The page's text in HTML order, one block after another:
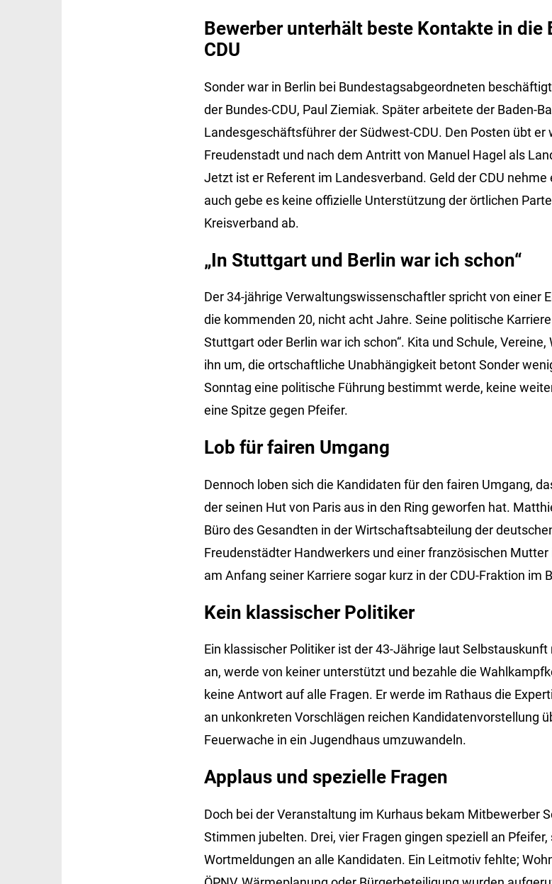
Bewerber unterhält beste Kontakte in die
CDU
Sonder war in Berlin bei Bundestagsabgeordneten
der Bundes-CDU, Paul Ziemiak. Später arbeitete der Baden-
Landesgeschäftsführer der Südwest-CDU. Den Posten übt er
Freudenstadt und nach dem Antritt von Manuel Hagel als
Jetzt ist er Referent im Landesverband. Geld der CDU
auch gebe es keine offizielle Unterstützung der örtlichen
Kreisverband ab.
„In Stuttgart und Berlin war ich schon“
Der 34-jährige Verwaltungswissenschaftler spricht von einer
die kommenden 20, nicht acht Jahre. Seine politische
Stuttgart oder Berlin war ich schon“. Kita und Schule,
ihn um, die ortschaftliche Unabhängigkeit betont Sonder
Sonntag eine politische Führung bestimmt werde, keine
eine Spitze gegen Pfeifer.
Lob für fairen Umgang
Dennoch loben sich die Kandidaten für den fairen Umgang,
der seinen Hut von Paris aus in den Ring geworfen hat.
Büro des Gesandten in der Wirtschaftsabteilung der
Freudenstädter Handwerkers und einer französischen
am Anfang seiner Karriere sogar kurz in der CDU-Fraktion im
Kein klassischer Politiker
Ein klassischer Politiker ist der 43-Jährige laut
an, werde von keiner unterstützt und bezahle die
keine Antwort auf alle Fragen. Er werde im Rathaus die
an unkonkreten Vorschlägen reichen Kandidatenvorstellung
Feuerwache in ein Jugendhaus umzuwandeln.
Applaus und spezielle Fragen
Doch bei der Veranstaltung im Kurhaus bekam Mitbewerber
Stimmen jubelten. Drei, vier Fragen gingen speziell an
Wortmeldungen an alle Kandidaten. Ein Leitmotiv fehlte;